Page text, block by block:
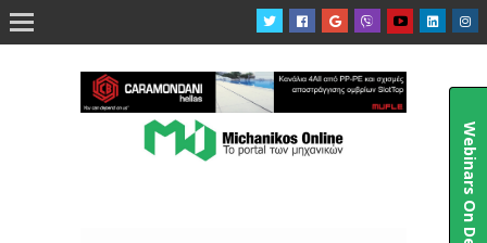

Webinars On Demand